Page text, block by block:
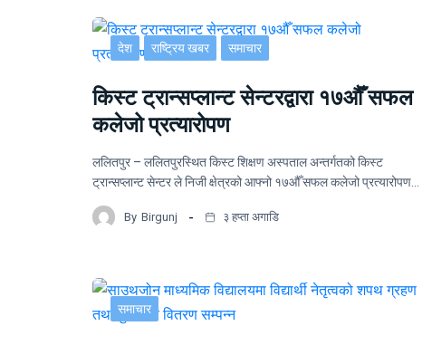
देश राष्ट्रिय खबर समाचार
किस्ट ट्रान्सप्लान्ट सेन्टरद्वारा १७औँ सफल
कलेजो प्रत्यारोपण
ललितपुर – ललितपुरस्थित किस्ट शिक्षण अस्पताल अन्तर्गतको किस्ट
ट्रान्सप्लान्ट सेन्टर ले निजी क्षेत्रको आफ्नो १७औँ सफल कलेजो प्रत्यारोपण…
By Birgunj ३ हप्ता अगाडि
समाचार